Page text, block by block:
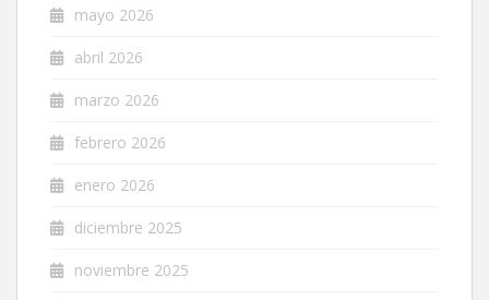
mayo 2026
abril 2026
marzo 2026
febrero 2026
enero 2026
diciembre 2025
noviembre 2025